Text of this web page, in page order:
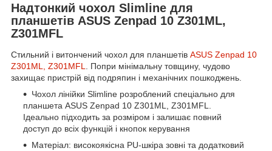
Надтонкий чохол Slimline для
планшетів ASUS Zenpad 10 Z301ML,
Z301MFL
Стильний і витончений чохол для планшетів ASUS Zenpad 10
Z301ML, Z301MFL. Попри мінімальну товщину, чудово
захищає пристрій від подряпин і механічних пошкоджень.
Чохол лінійки Slimline розроблений спеціально для
планшета ASUS Zenpad 10 Z301ML, Z301MFL.
Ідеально підходить за розміром і залишає повний
доступ до всіх функцій і кнопок керування
Матеріал: високоякісна PU-шкіра зовні та додатковий